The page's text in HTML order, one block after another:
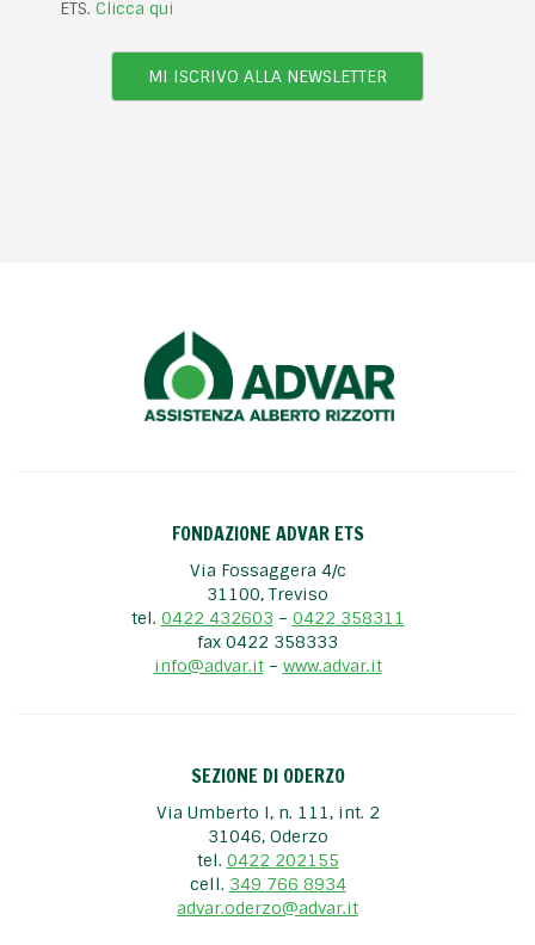
ETS. Clicca qui
MI ISCRIVO ALLA NEWSLETTER
FONDAZIONE ADVAR ETS
Via Fossaggera 4/c
31100, Treviso
tel. 0422 432603 – 0422 358311
fax 0422 358333
info@advar.it– www.advar.it
SEZIONE DI ODERZO
Via Umberto I, n. 111, int. 2
31046, Oderzo
tel. 0422 202155
cell. 349 766 8934
advar.oderzo@advar.it